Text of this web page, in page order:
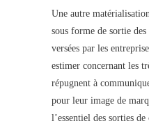
Une autre
sous forme de sortie
versées par les
estimer concernant les
répugnent à
pour leur image de
l’essentiel des sorties